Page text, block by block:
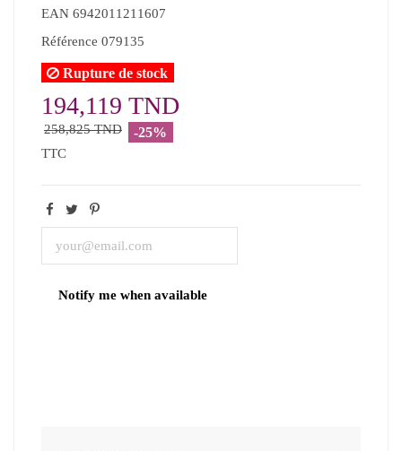
EAN 6942011211607
Référence 079135
Rupture de stock
194,119 TND
258,825 TND -25%
TTC